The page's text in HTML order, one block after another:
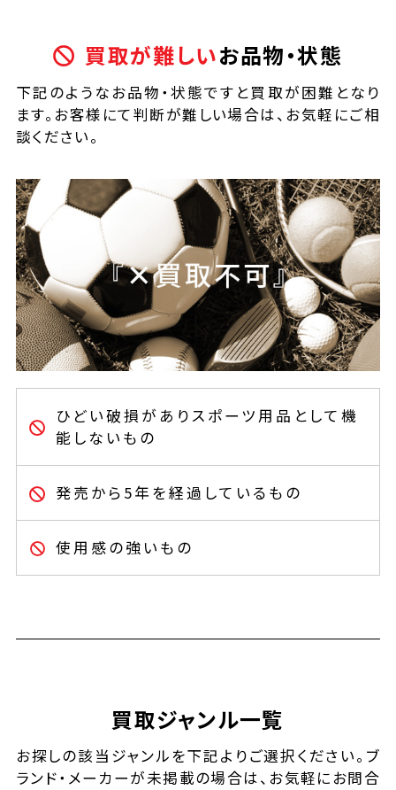
買取が難しいお品物・状態
下記のようなお品物・状態ですと買取が困難となり
ます。お客様にて判断が難しい場合は、お気軽にご相
談ください。
ひどい破損がありスポーツ用品として機
能しないもの
発売から5年を経過しているもの
使用感の強いもの
買取ジャンル一覧
お探しの該当ジャンルを下記よりご選択ください。ブ
ランド・メーカーが未掲載の場合は、お気軽にお問合